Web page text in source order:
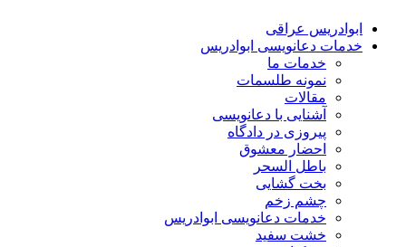
ابوادریس عراقی
خدمات دعانویسی ابوادریس
خدمات ما
نمونه طلسمات
مقالات
آشنایی با دعانویسی
پیروزی در دادگاه
احضار معشوق
باطل السحر
بخت گشایی
چشم زخم
خدمات دعانویسی ابوادریس
خشت سفید